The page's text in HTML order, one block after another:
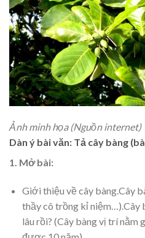
Ảnh minh họa (Nguồn internet)
Dàn ý bài văn: Tả cây bàng
1. Mở bài:
Giới thiệu về cây bàng.Cây
thầy cô trồng kỉ niệm…).Cây
lâu rồi? (Cây bàng vị trí nằm